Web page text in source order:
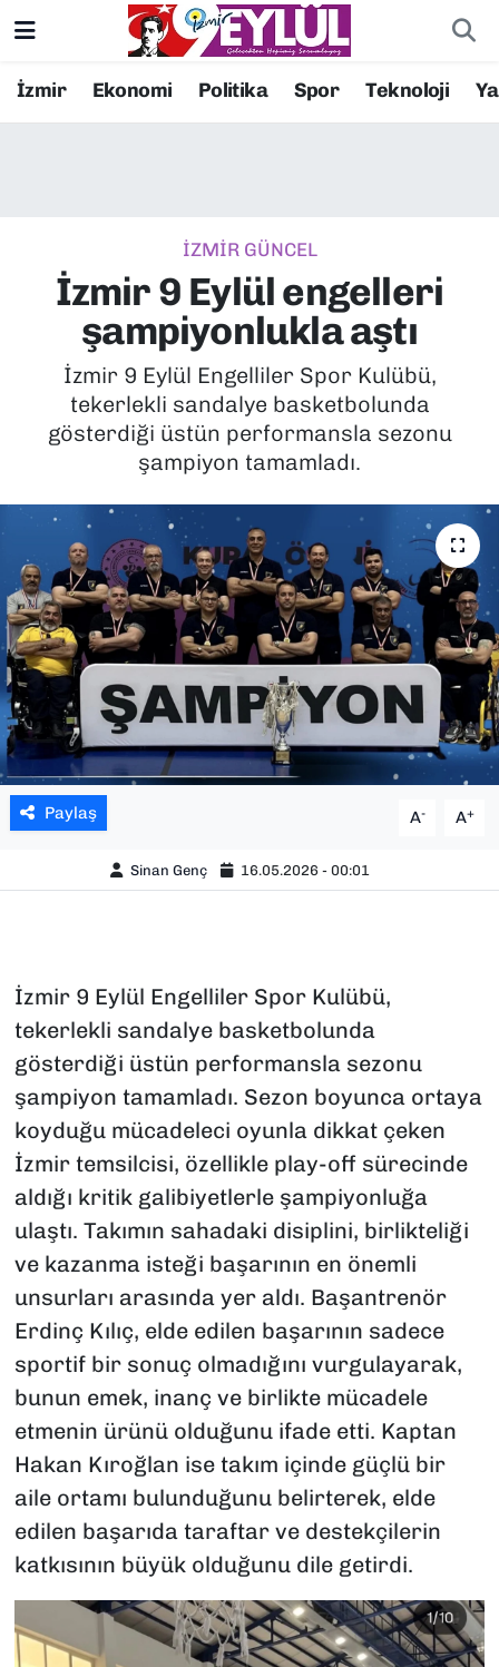
İzmir Ekonomi Politika Spor Teknoloji
İZMİR GÜNCEL
İzmir 9 Eylül engelleri
şampiyonlukla aştı
İzmir 9 Eylül Engelliler Spor Kulübü,
tekerlekli sandalye basketbolunda
gösterdiği üstün performansla sezonu
şampiyon tamamladı.
Paylaş A- A+
Sinan Genç 16.05.2026 - 00:01
İzmir 9 Eylül Engelliler Spor Kulübü,
tekerlekli sandalye basketbolunda
gösterdiği üstün performansla sezonu
şampiyon tamamladı. Sezon boyunca ortaya
koyduğu mücadeleci oyunla dikkat çeken
İzmir temsilcisi, özellikle play-off sürecinde
aldığı kritik galibiyetlerle şampiyonluğa
ulaştı. Takımın sahadaki disiplini, birlikteliği
ve kazanma isteği başarının en önemli
unsurları arasında yer aldı. Başantrenör
Erdinç Kılıç, elde edilen başarının sadece
sportif bir sonuç olmadığını vurgulayarak,
bunun emek, inanç ve birlikte mücadele
etmenin ürünü olduğunu ifade etti. Kaptan
Hakan Kıroğlan ise takım içinde güçlü bir
aile ortamı bulunduğunu belirterek, elde
edilen başarıda taraftar ve destekçilerin
katkısının büyük olduğunu dile getirdi.
Resmi İlanlar
EKONOMİ
KÜLTÜR SANAT
MAGAZİN
SAĞLIK
SPOR
TEKNOLOJİ
YAŞAM
YEREL YÖNETİMLER
Konak Nöbetçi Eczaneler
Süper Lig Puan Durumu ve Fikstür
Tüm Manşetler
Son Dakika Haberleri
Haber Arşivi